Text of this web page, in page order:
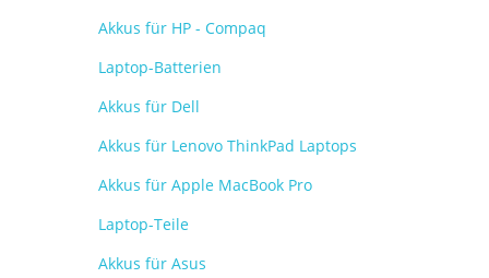
Akkus für HP - Compaq
Laptop-Batterien
Akkus für Dell
Akkus für Lenovo ThinkPad Laptops
Akkus für Apple MacBook Pro
Laptop-Teile
Akkus für Asus